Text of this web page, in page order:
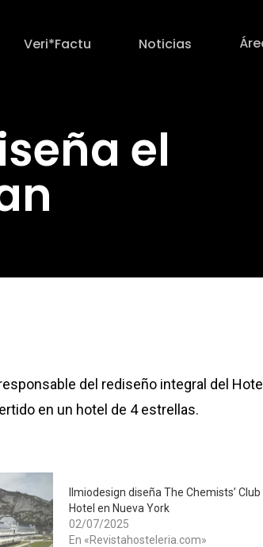
Veri*Factu Noticias
el
del rediseño integral del Hotel
en un hotel de 4 estrellas.
Ilmiodesign diseña The Chemists’ Club
Hotel en Nueva York
02/07/2025
En «Revistahosteleria.com»